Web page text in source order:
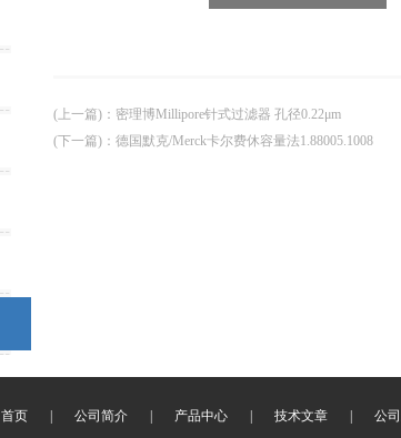
(上一篇) ： 密理博Millipore针式过滤器 孔径0.22μm
(下一篇) ： 德国默克/Merck卡尔费休容量法1.88005.1008
首页 公司简介 产品中心 技术文章 公